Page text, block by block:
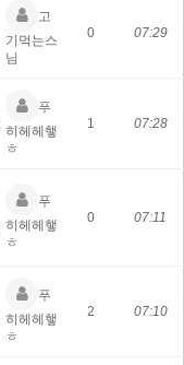
고
기먹는스
님
0 07:29
푸
히헤헤햏
ㅎ
1 07:28
푸
히헤헤햏
ㅎ
0 07:11
푸
히헤헤햏
ㅎ
2 07:10